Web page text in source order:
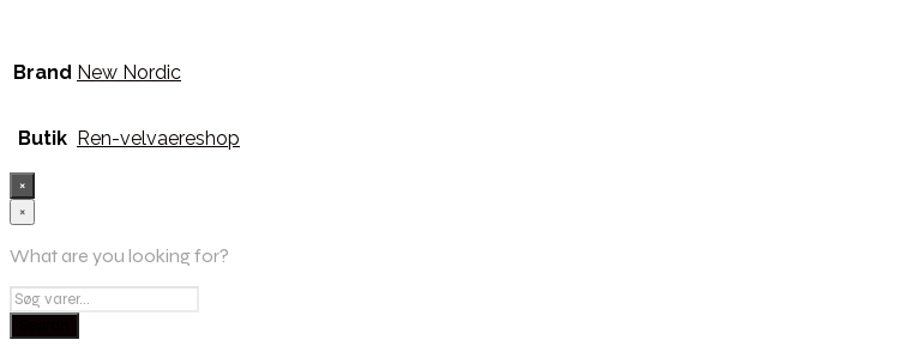
Brand New Nordic
Butik Ren-velvaereshop
×
×
What are you looking for?